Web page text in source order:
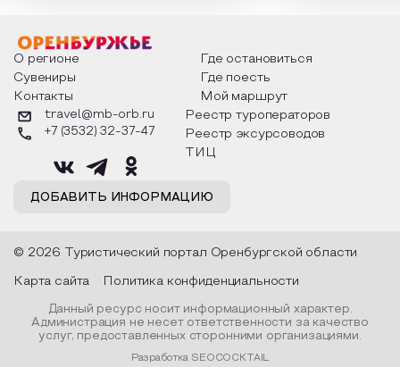
о том, как встречают новый год в
разных уголках страны, какие
обряды совершают на удачу и
благополучие, в чем схожи и
различаются традиции. Кто такой
Дед Мороз и откуда он пришел, как
его называют в разных уголках
страны и как появились елочные
Твардовского и
каждой строчке
восхищение
яркому времени
О регионе
Где остановиться
Сувениры
Где поесть
Контакты
Мой маршрут
ДОБАВИТЬ ИНФОРМАЦИЮ
travel@mb-orb.ru
+7 (3532) 32-37-47
Реестр туроператоров
Реестр эксурсоводов
ТИЦ
© 2026 Туристический портал Оренбургской области
Карта сайта Политика конфиденциальности
Данный ресурс носит информационный характер.
Администрация не несет ответственности за качество
услуг, предоставленных сторонними организациями.
Разработка SEOCOCKTAIL